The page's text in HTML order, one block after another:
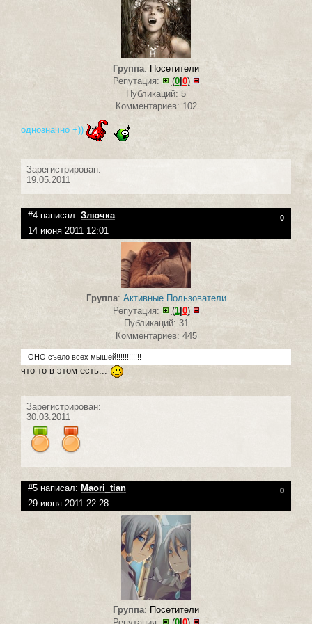
Группа: Посетители
Репутация:
(0| 0)
Публикаций: 5
Комментариев: 102
однозначно +))
Зарегистрирован:
19.05.2011
#4 написал: Злючка 0
14 июня 2011 12:01
Группа: Активные Пользователи
Репутация:
(1| 0)
Публикаций: 31
Комментариев: 445
ОНО съело всех мышей!!!!!!!!!!!!
что-то в этом есть...
Зарегистрирован:
30.03.2011
#5 написал: Maori_tian 0
29 июня 2011 22:28
Группа: Посетители